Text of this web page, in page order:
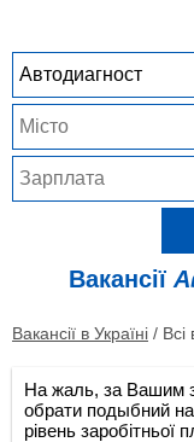
Вакансії
Вакансії в Україні / Всі
На жаль, за Вашим
обрати подыбний
рівень заробітньої